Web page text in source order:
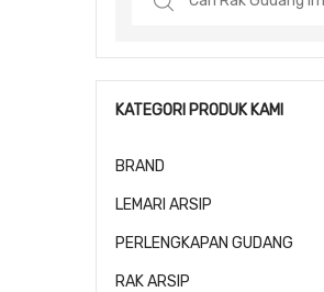
KATEGORI PRODUK KAMI
BRAND
LEMARI ARSIP
PERLENGKAPAN GUDANG
RAK ARSIP